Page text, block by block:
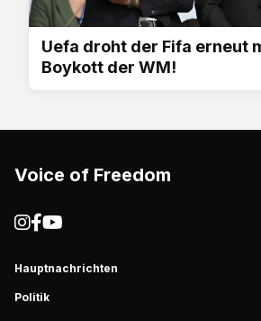
Uefa droht der Fifa erneut
Boykott der WM!
Voice of Freedom
Hauptnachrichten
Politik